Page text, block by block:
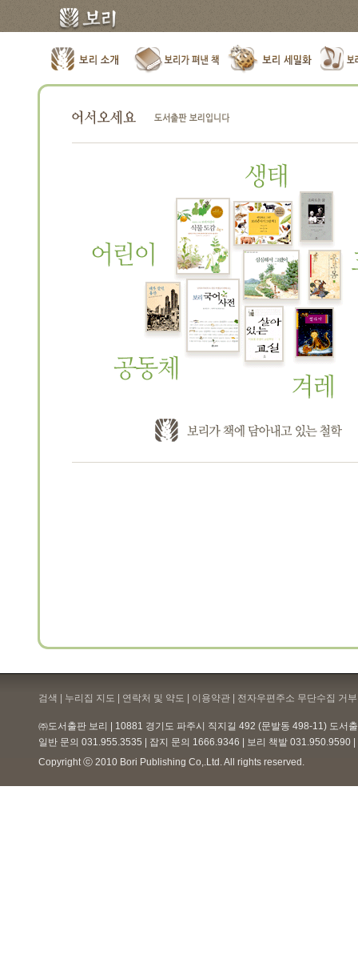
검색 | 누리집 지도 | 연락처 및 약도 | 이용약관 | 전자우편주소 무단수집 거
㈜도서출판 보리 | 10881 경기도 파주시 직지길 492 (문발동 498-11) 도서
일반 문의 031.955.3535 | 잡지 문의 1666.9346 | 보리 책밭 031.950.9590
Copyright ⓒ 2010 Bori Publishing Co,.Ltd. All rights reserved.